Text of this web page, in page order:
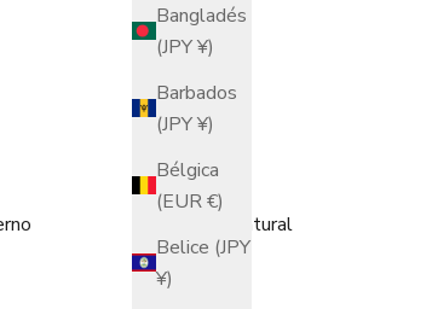
Bangladés
(JPY ¥)
Barbados
(JPY ¥)
Bélgica
(EUR €)
Belice (JPY
¥)
Natural